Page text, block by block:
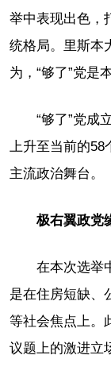
举中表现出色，
统格局。里斯本
为，“够了”党是
“够了”党成
上升至当前的
主流政治舞台。
极右翼政党
在本次选举
是在住房短缺、
等社会焦点上。
议题上的激进立